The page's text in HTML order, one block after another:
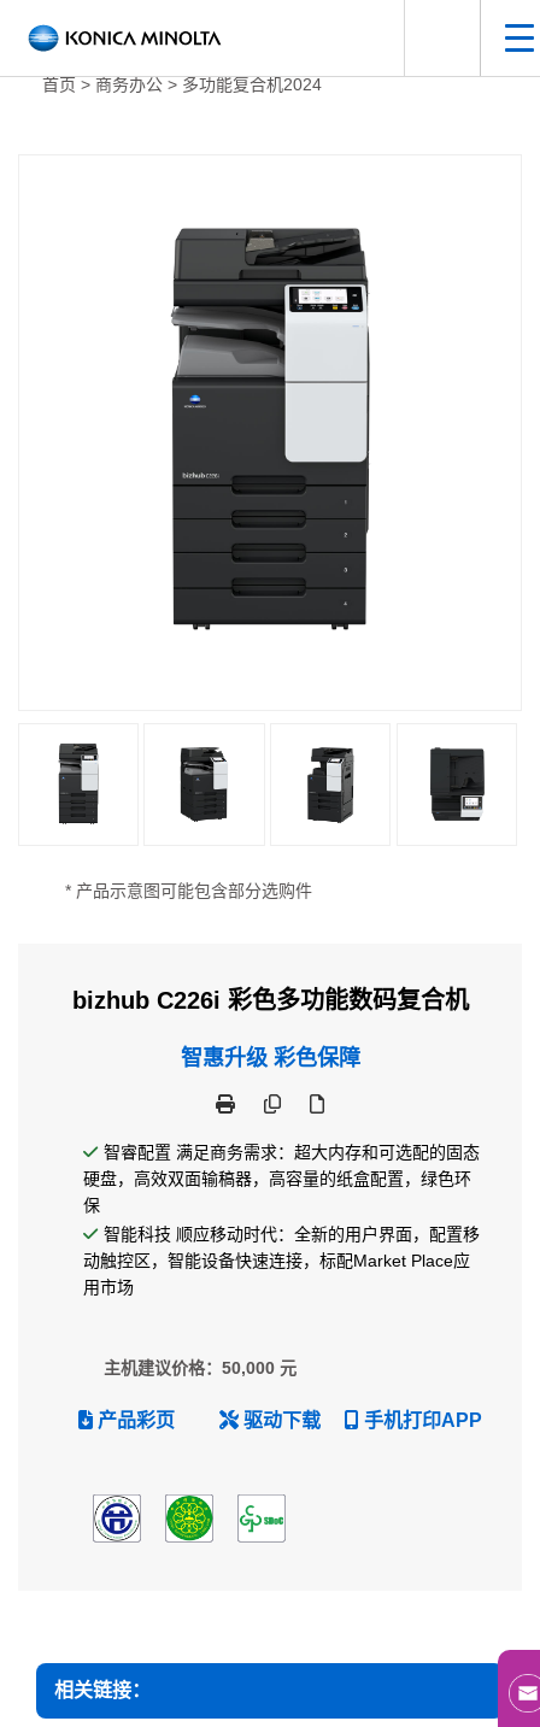
首页 > 商务办公 > 多功能复合机2024
* 产品示意图可能包含部分选购件
bizhub C226i 彩色多功能数码复合机
智惠升级 彩色保障
智睿配置 满足商务需求：超大内存和可选配的固态
硬盘，高效双面输稿器，高容量的纸盒配置，绿色环
保
智能科技 顺应移动时代：全新的用户界面，配置移
动触控区，智能设备快速连接，标配Market Place应
用市场
主机建议价格：50,000 元
产品彩页 驱动下载 手机打印APP
相关链接：